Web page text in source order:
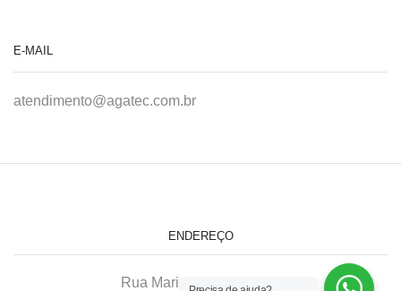
E-MAIL
atendimento@agatec.com.br
ENDEREÇO
Rua Maria Afonso, 166-A